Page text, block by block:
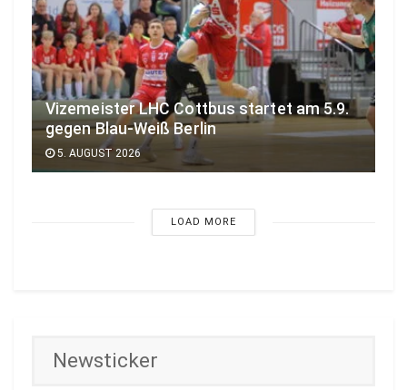
Vizemeister LHC Cottbus startet am 5.9.
gegen Blau-Weiß Berlin
5. AUGUST 2026
LOAD MORE
Newsticker